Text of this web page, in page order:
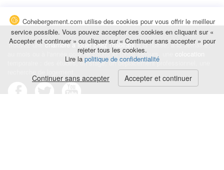
Trouvez unechambre à louer chez l'habitantà la nuitée, à la semaine,
au mois ou à l'année pour de courts et longs séjours, une
temporaire : des études, un stage, un déplacement professionnel, une
Cohebergement.com utilise des cookies pour vous offrir le meilleur
service possible. Vous pouvez accepter ces cookies en cliquant sur «
Accepter et continuer » ou cliquer sur « Continuer sans accepter » pour
rejeter tous les cookies.
Lire la politique de confidentialité
Continuer sans accepter Accepter et continuer